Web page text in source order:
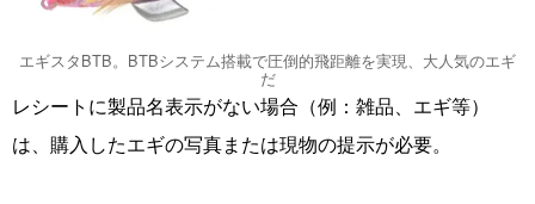
エギスタBTB。BTBシステム搭載で圧倒的飛距離を実現、大人気のエギ
だ
レシートに製品名表示がない場合（例：雑品、エギ等）
は、購入したエギの写真または現物の提示が必要。